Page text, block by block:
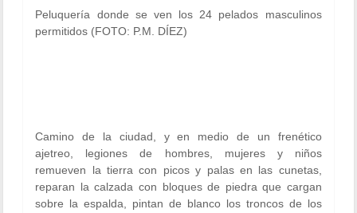
Peluquería donde se ven los 24 pelados masculinos
permitidos (FOTO: P.M. DÍEZ)
Camino de la ciudad, y en medio de un frenético
ajetreo, legiones de hombres, mujeres y niños
remueven la tierra con picos y palas en las cunetas,
reparan la calzada con bloques de piedra que cargan
sobre la espalda, pintan de blanco los troncos de los